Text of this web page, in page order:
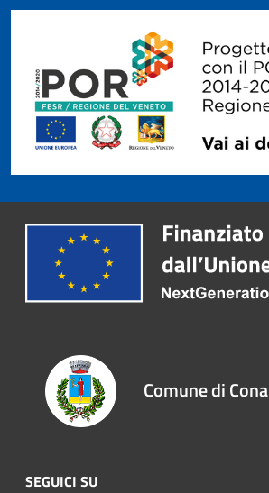
Comune di Cona
SEGUICI SU